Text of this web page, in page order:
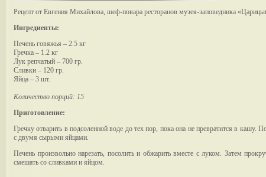
Рецепт от Евгения Михайлова, шеф-повара ресторанов музея-заповедника
Ингредиенты:
Печень говяжья – 2.5 кг
Гречка – 1.2 кг
Лук репчатый – 700 гр.
Сливки – 120 гр.
Яйца – 3 шт.
Количество порций: 15
Приготовление:
Гречку отварить в подсоленной воде до тех пор, пока она не превратится в кашу.
с двумя сырыми яйцами.
Печень произвольно нарезать, посолить и обжарить вместе с луком. Затем
смешать со сливками и яйцом.